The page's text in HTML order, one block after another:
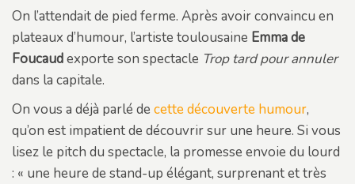
On l’attendait de pied ferme. Après avoir convaincu en
plateaux d’humour, l’artiste toulousaine Emma de
Foucaudexporte son spectacle Trop tard pour annuler
dans la capitale.
On vous a déjà parlé de cette découverte humour,
qu’on est impatient de découvrir sur une heure. Si vous
lisez le pitch du spectacle, la promesse envoie du lourd
: « une heure de stand-up élégant, surprenant et très